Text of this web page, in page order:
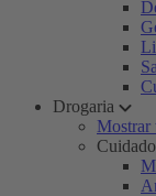
Drogaria
Mostrar